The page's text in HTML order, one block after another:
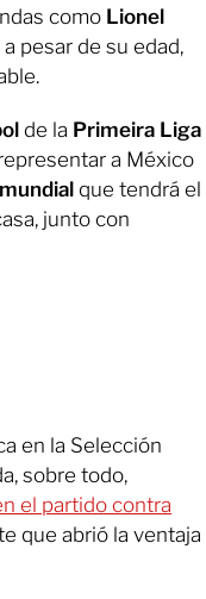
como Lionel
pesar de su edad,
de la Primeira Liga
a México
que tendrá el
junto con
en la Selección
sobre todo,
el partido contra
que abrió la ventaja